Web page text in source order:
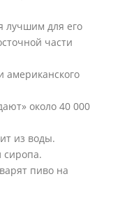
лучшим для его
части
около 40 000
из воды.
сиропа.
пиво на